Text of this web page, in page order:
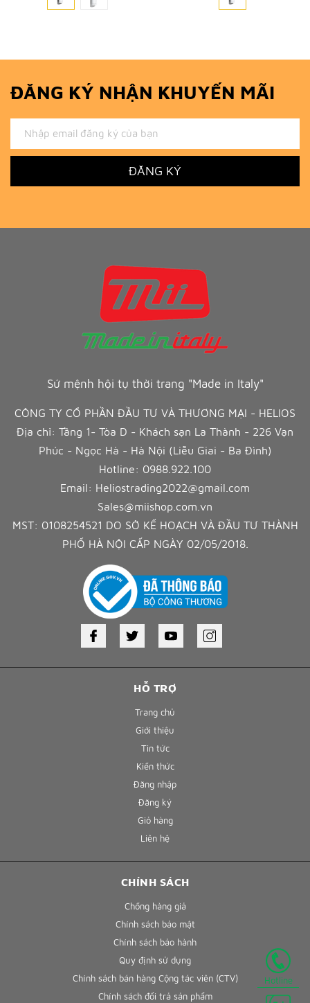
Hotline
ĐĂNG KÝ NHẬN KHUYẾN MÃI
ĐĂNG KÝ
HỖ TRỢ
Trang chủ
Giới thiệu
Tin tức
Kiến thức
Đăng nhập
Đăng ký
Giỏ hàng
Liên hệ
Sứ mệnh hội tụ thời trang "Made in Italy"
CÔNG TY CỔ PHẦN ĐẦU TƯ VÀ THƯƠNG MẠI - HELIOS
Địa chỉ: Tầng 1- Tòa D - Khách sạn La Thành - 226 Vạn
Phúc - Ngọc Hà - Hà Nội (Liễu Giai - Ba Đình)
Hotline: 0988.922.100
Email: Heliostrading2022@gmail.com
Sales@miishop.com.vn
MST: 0108254521 DO SỞ KẾ HOẠCH VÀ ĐẦU TƯ THÀNH
PHỐ HÀ NỘI CẤP NGÀY 02/05/2018.
CHÍNH SÁCH
Chống hàng giả
Chính sách bảo mật
Chính sách bảo hành
Quy định sử dụng
Chính sách bán hàng Cộng tác viên (CTV)
Chính sách đổi trả sản phẩm